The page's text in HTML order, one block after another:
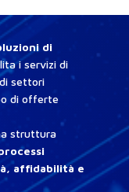
di
i servizi di
settori
di offerte
struttura
affidabilità e